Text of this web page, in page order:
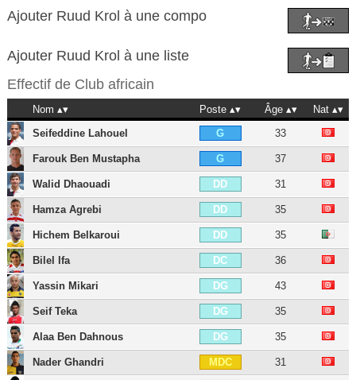
Ajouter Ruud Krol à une compo
Ajouter Ruud Krol à une liste
Effectif de Club africain
Nom Poste Âge
Nat
Seifeddine Lahouel
G 33
Farouk Ben Mustapha G 37
Walid Dhaouadi DD 31
Hamza Agrebi DD 35
Hichem Belkaroui DD 35
Bilel Ifa DC 36
Yassin Mikari DG 43
Seif Teka DG 35
Alaa Ben Dahnous DG 35
Nader Ghandri MDC 31